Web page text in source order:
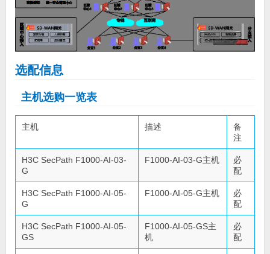
选配信息
主机选购一览表
主机 描述
备
注
H3C SecPath F1000-AI-03-
G
F1000-AI-03-G主机
必
配
H3C SecPath F1000-AI-05-
G
F1000-AI-05-G主机
必
配
H3C SecPath F1000-AI-05-
GS
F1000-AI-05-GS主
机
必
配